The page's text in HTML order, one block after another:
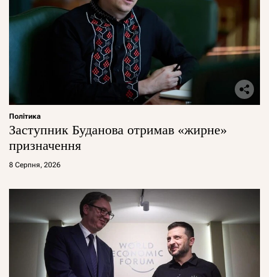
Політика
Заступник Буданова отримав «жирне»
призначення
8 Серпня, 2026